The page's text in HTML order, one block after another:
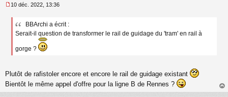
e
e
l
10 déc. 2022, 13:36
BBArchi a écrit :
Serait-il question de transformer le rail de guidage du 'tram' en rail à
gorge ?
Plutôt de rafistoler encore et encore le rail de guidage existant
Bientôt le même appel d'offre pour la ligne B de Rennes ?
au